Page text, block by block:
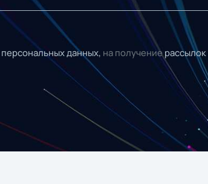
персональных данных, на получениерассылок